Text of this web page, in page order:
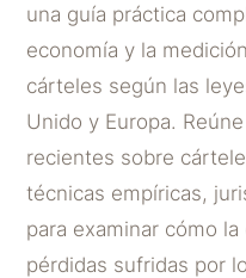
una guía práctica
economía y la
cárteles según las
Unido y Europa.
recientes sobre
técnicas empíricas,
para examinar cómo
pérdidas sufridas por